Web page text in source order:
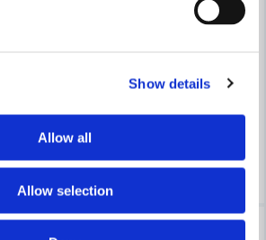
Show details
Allow all
Allow selection
ca
BOSCH PROFESSIONAL
9 999 kr
8 417 kr
Leveranstid ifrån leverantör ca
3-7 arbetsdagar
Köp
-16%